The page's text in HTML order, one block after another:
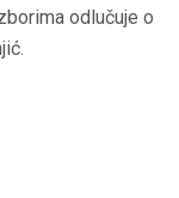
odlučuje o